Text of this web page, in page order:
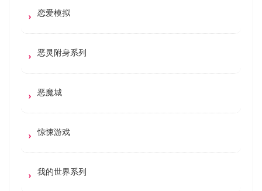
恋爱模拟
恶灵附身系列
恶魔城
惊悚游戏
我的世界系列